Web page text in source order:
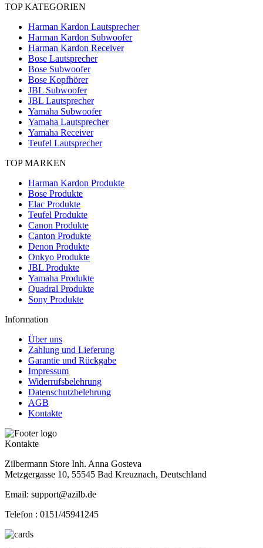
TOP KATEGORIEN
Harman Kardon Lautsprecher
Harman Kardon Subwoofer
Harman Kardon Receiver
Bose Lautsprecher
Bose Subwoofer
Bose Kopfhörer
JBL Subwoofer
JBL Lautsprecher
Yamaha Subwoofer
Yamaha Lautsprecher
Yamaha Receiver
Teufel Lautsprecher
TOP MARKEN
Harman Kardon Produkte
Bose Produkte
Elac Produkte
Teufel Produkte
Canon Produkte
Canton Produkte
Denon Produkte
Onkyo Produkte
JBL Produkte
Yamaha Produkte
Quadral Produkte
Sony Produkte
Information
Über uns
Zahlung und Lieferung
Garantie und Rückgabe
Impressum
Widerrufsbelehrung
Datenschutzbelehrung
AGB
Kontakte
Kontakte
Zilbermann Store Inh. Anna Gosteva
Metzgergasse 10, 55545 Bad Kreuznach, Deutschland
Email: support@azilb.de
Telefon : 0151/45941245